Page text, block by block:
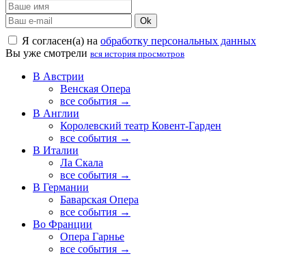
Ok
Я согласен(а) на обработку персональных данных
Вы уже смотрели вся история просмотров
В Австрии
Венская Опера
все события →
В Англии
Королевский театр Ковент-Гарден
все события →
В Италии
Ла Скала
все события →
В Германии
Баварская Опера
все события →
Во Франции
Опера Гарнье
все события →